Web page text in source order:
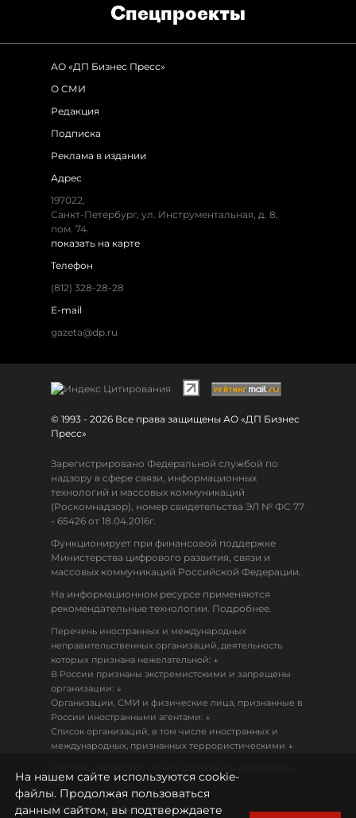
Спец­проекты
АО «ДП Бизнес Пресс»
О СМИ
Редакция
Подписка
Реклама в издании
Адрес
197022,
Санкт-Петербург, ул. Инструментальная, д. 8,
пом. 74.
показать на карте
Телефон
(812) 328-28-28
E-mail
gazeta@dp.ru
© 1993 - 2026 Все права защищены АО «ДП Бизнес
Пресс»
Зарегистрировано Федеральной службой по
надзору в сфере связи, информационных
технологий и массовых коммуникаций
(Роскомнадзор), номер свидетельства ЭЛ № ФС 77
- 65426 от 18.04.2016г.
Функционирует при финансовой поддержке
Министерства цифрового развития, связи и
массовых коммуникаций Российской Федерации.
На информационном ресурсе применяются
рекомендательные технологии. Подробнее.
Перечень иностранных и международных
неправительственных организаций, деятельность
которых признана нежелательной: ↓
В России признаны экстремистскими и запрещены
организации: ↓
Организации, СМИ и физические лица, признанные в
России иностранными агентами: ↓
Список организаций, в том числе иностранных и
международных, признанных террористическими ↓
18+
Политика конфиденциальности
На нашем сайте используются cookie-
файлы. Продолжая пользоваться
данным сайтом, вы подтверждаете